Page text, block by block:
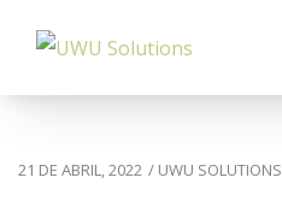
21 DE ABRIL, 2022 / UWU SOLUTIONS